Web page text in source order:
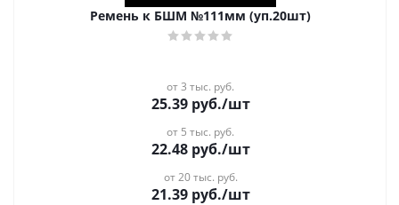
Ремень к БШМ №111мм (уп.20шт)
от 3 тыс. руб.
25.39руб./шт
от 5 тыс. руб.
22.48руб./шт
от 20 тыс. руб.
21.39руб./шт